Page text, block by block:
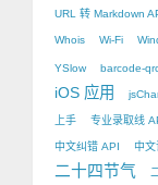
URL 转 Markdown
Whois Wi-Fi
YSlow barcode-
iOS 应用
上手 专业录取线
中文纠错 API 中
二十四节气